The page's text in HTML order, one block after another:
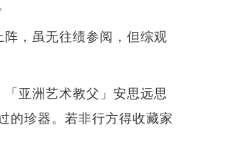
，虽无往绩参阅，但综观
亚洲艺术教父」安思远思
的珍器。若非行方得收藏家